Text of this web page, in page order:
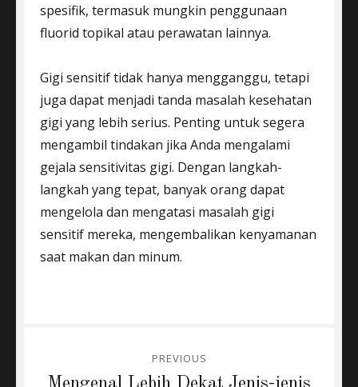
spesifik, termasuk mungkin penggunaan
fluorid topikal atau perawatan lainnya.
Gigi sensitif tidak hanya mengganggu, tetapi
juga dapat menjadi tanda masalah kesehatan
gigi yang lebih serius. Penting untuk segera
mengambil tindakan jika Anda mengalami
gejala sensitivitas gigi. Dengan langkah-
langkah yang tepat, banyak orang dapat
mengelola dan mengatasi masalah gigi
sensitif mereka, mengembalikan kenyamanan
saat makan dan minum.
navigation
PREVIOUS
Previous
Mengenal Lebih Dekat Jenis-jenis